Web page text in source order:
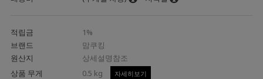
적립금
1%
브랜드
맘쿠킹
원산지
상세설명참조
상품 무게
0.5 kg 자세히보기